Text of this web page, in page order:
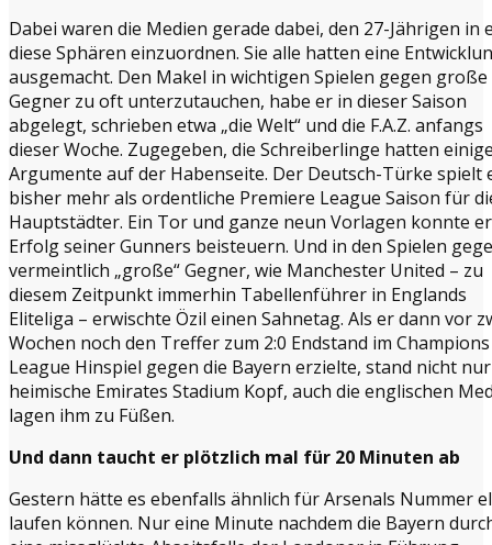
Dabei waren die Medien gerade dabei, den 27-Jährigen in
diese Sphären einzuordnen. Sie alle hatten eine
ausgemacht. Den Makel in wichtigen Spielen gegen große
Gegner zu oft unterzutauchen, habe er in dieser Saison
abgelegt, schrieben etwa „die Welt“ und die F.A.Z. anfangs
dieser Woche. Zugegeben, die Schreiberlinge hatten
Argumente auf der Habenseite. Der Deutsch-Türke spielt
bisher mehr als ordentliche Premiere League Saison für
Hauptstädter. Ein Tor und ganze neun Vorlagen konnte
Erfolg seiner Gunners beisteuern. Und in den Spielen
vermeintlich „große“ Gegner, wie Manchester United – zu
diesem Zeitpunkt immerhin Tabellenführer in Englands
Eliteliga – erwischte Özil einen Sahnetag. Als er dann vor
Wochen noch den Treffer zum 2:0 Endstand im Champions
League Hinspiel gegen die Bayern erzielte, stand nicht
heimische Emirates Stadium Kopf, auch die englischen
lagen ihm zu Füßen.
Und dann taucht er plötzlich mal für 20 Minuten ab
Gestern hätte es ebenfalls ähnlich für Arsenals Nummer
laufen können. Nur eine Minute nachdem die Bayern